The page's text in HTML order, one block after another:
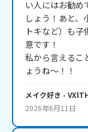
い人にはお勧め
しょう！あと
トキなど）も
意です！
私から言えるこ
ょうね～！！
メイク好き -
2026年6月11日